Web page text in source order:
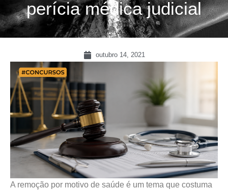
perícia médica judicial
outubro 14, 2021
A remoção por motivo de saúde é um tema que costuma